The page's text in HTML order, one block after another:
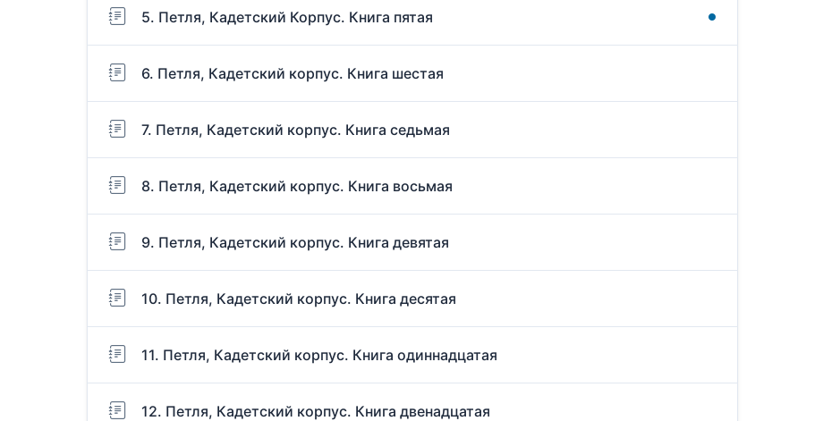
5. Петля, Кадетский Корпус. Книга пятая
6. Петля, Кадетский корпус. Книга шестая
7. Петля, Кадетский корпус. Книга седьмая
8. Петля, Кадетский корпус. Книга восьмая
9. Петля, Кадетский корпус. Книга девятая
10. Петля, Кадетский корпус. Книга десятая
11. Петля, Кадетский корпус. Книга одиннадцатая
12. Петля, Кадетский корпус. Книга двенадцатая